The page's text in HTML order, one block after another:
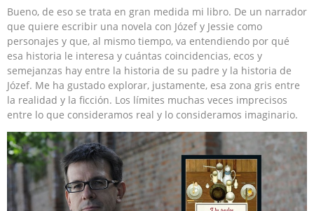
Bueno, de eso se trata en gran medida mi libro. De un narrador
que quiere escribir una novela con Józef y Jessie como
personajes y que, al mismo tiempo, va entendiendo por qué
esa historia le interesa y cuántas coincidencias, ecos y
semejanzas hay entre la historia de su padre y la historia de
Józef. Me ha gustado explorar, justamente, esa zona gris entre
la realidad y la ficción. Los límites muchas veces imprecisos
entre lo que consideramos real y lo consideramos imaginario.